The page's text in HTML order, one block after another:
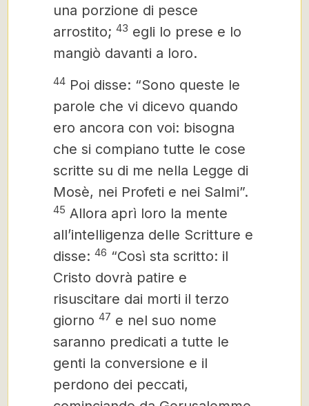
una porzione di pesce
arrostito; 43 egli lo prese e lo
mangiò davanti a loro.
44 Poi disse: “Sono queste le
parole che vi dicevo quando
ero ancora con voi: bisogna
che si compiano tutte le cose
scritte su di me nella Legge di
Mosè, nei Profeti e nei Salmi”.
45 Allora aprì loro la mente
all’intelligenza delle Scritture e
disse: 46 “Così sta scritto: il
Cristo dovrà patire e
risuscitare dai morti il terzo
giorno 47 e nel suo nome
saranno predicati a tutte le
genti la conversione e il
perdono dei peccati,